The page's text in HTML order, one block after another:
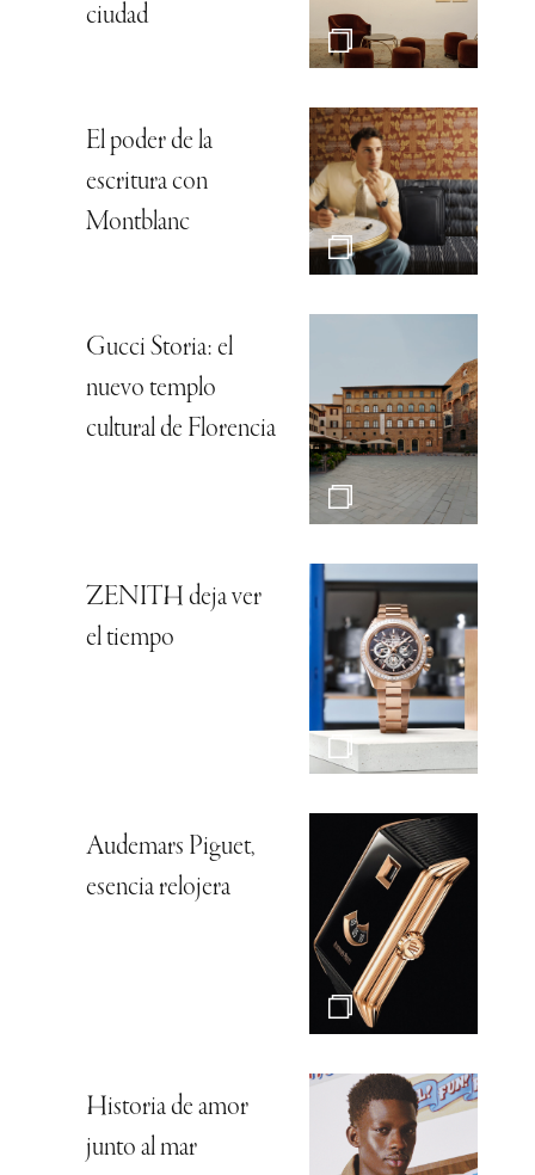
ciudad
El poder de la
escritura con
Montblanc
Gucci Storia: el
nuevo templo
cultural de Florencia
ZENITH deja ver
el tiempo
Audemars Piguet,
esencia relojera
Historia de amor
junto al mar